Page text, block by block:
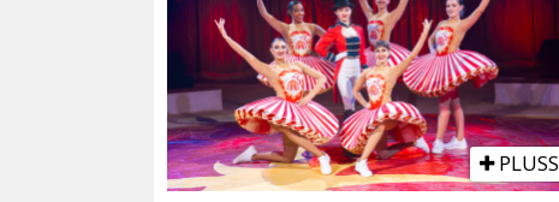
PLUSS